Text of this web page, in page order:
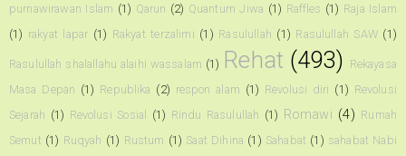
purnawirawan Islam (1) Qarun (2) Quantum Jiwa (1) Raffles (1) Raja Islam
(1) rakyat lapar (1) Rakyat terzalimi (1) Rasulullah (1) Rasulullah SAW (1)
Rasulullah shalallahu alaihi wassalam (1) Rehat (493) Rekayasa
Masa Depan (1) Republika (2) respon alam (1) Revolusi diri (1) Revolusi
Sejarah (1) Revolusi Sosial (1) Rindu Rasulullah (1) Romawi (4) Rumah
Semut (1) Ruqyah (1) Rustum (1) Saat Dihina (1) Sahabat (1) sahabat Nabi